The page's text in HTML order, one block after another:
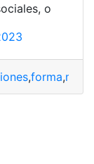
o
,forma,